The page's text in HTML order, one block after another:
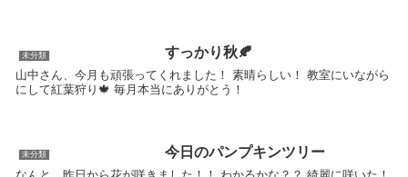
未分類 すっかり秋🍂
山中さん、今月も頑張ってくれました！ 素晴らしい！ 教室にいながら
にして紅葉狩り🍁 毎月本当にありがとう！
未分類 今日のパンプキンツリー